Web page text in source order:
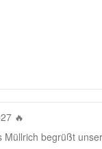
🔥
begrüßt